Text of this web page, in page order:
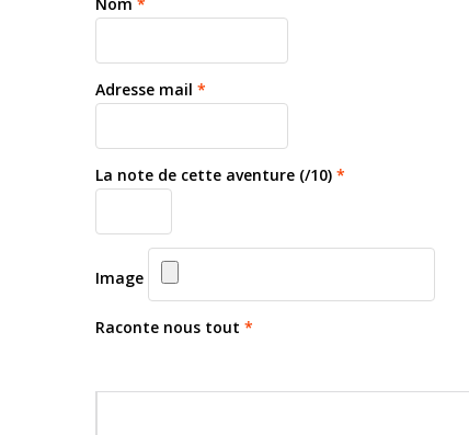
Adresse mail *
La note de cette aventure (/10) *
Image
Raconte nous tout *